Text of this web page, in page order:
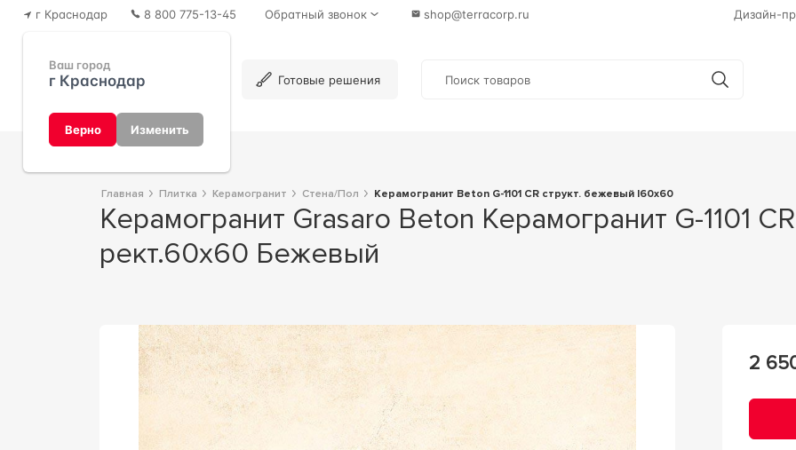
г Краснодар
Ваш город
г Краснодар
Верно Изменить
8 800 775-13-45 Обратный звонок shop@terracorp.ru Дизайн-
Готовые решения
Главная Плитка Керамогранит Стена/Пол Керамогранит Beton G-1101 CR структ. бежевый l60x60
Керамогранит Grasaro Beton Керамогранит G-1101 CR структ. бежевый
рект.60x60 Бежевый
2